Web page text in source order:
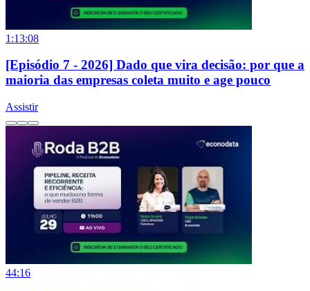
1:13:08
[Episódio 7 - 2026] Dado que vira decisão: por que a
maioria das empresas coleta muito e age pouco
Assistir
44:16